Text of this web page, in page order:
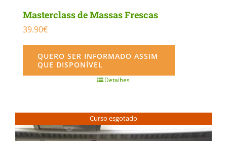
Masterclass de Massas Frescas
39.90€
QUERO SER INFORMADO ASSIM
QUE DISPONÍVEL
Detalhes
Curso esgotado